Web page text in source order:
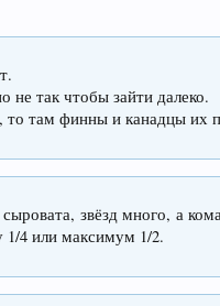
не так чтобы зайти далеко.
там финны и канадцы их
звёзд много, а
1/4 или максимум 1/2.